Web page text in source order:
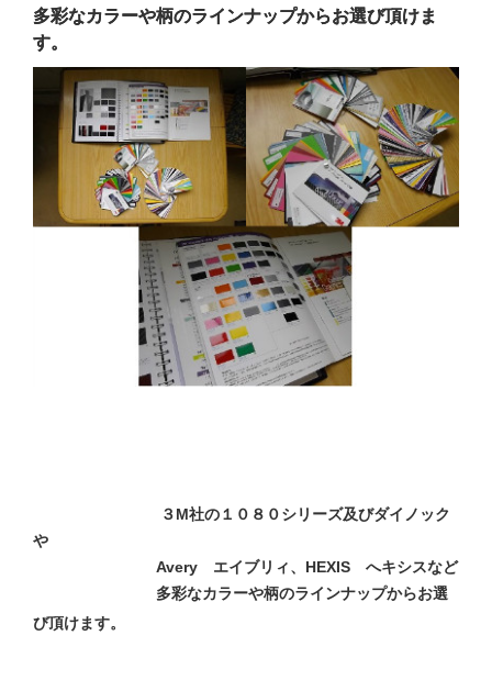
多彩なカラーや柄のラインナップからお選び頂けま
す。
３M社の１０８０シリーズ及びダイノック
や
Avery エイブリィ、HEXIS へキシスなど
多彩なカラーや柄のラインナップからお選
び頂けます。